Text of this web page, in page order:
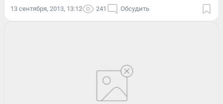
13 сентября, 2013, 13:12 241 Обсудить